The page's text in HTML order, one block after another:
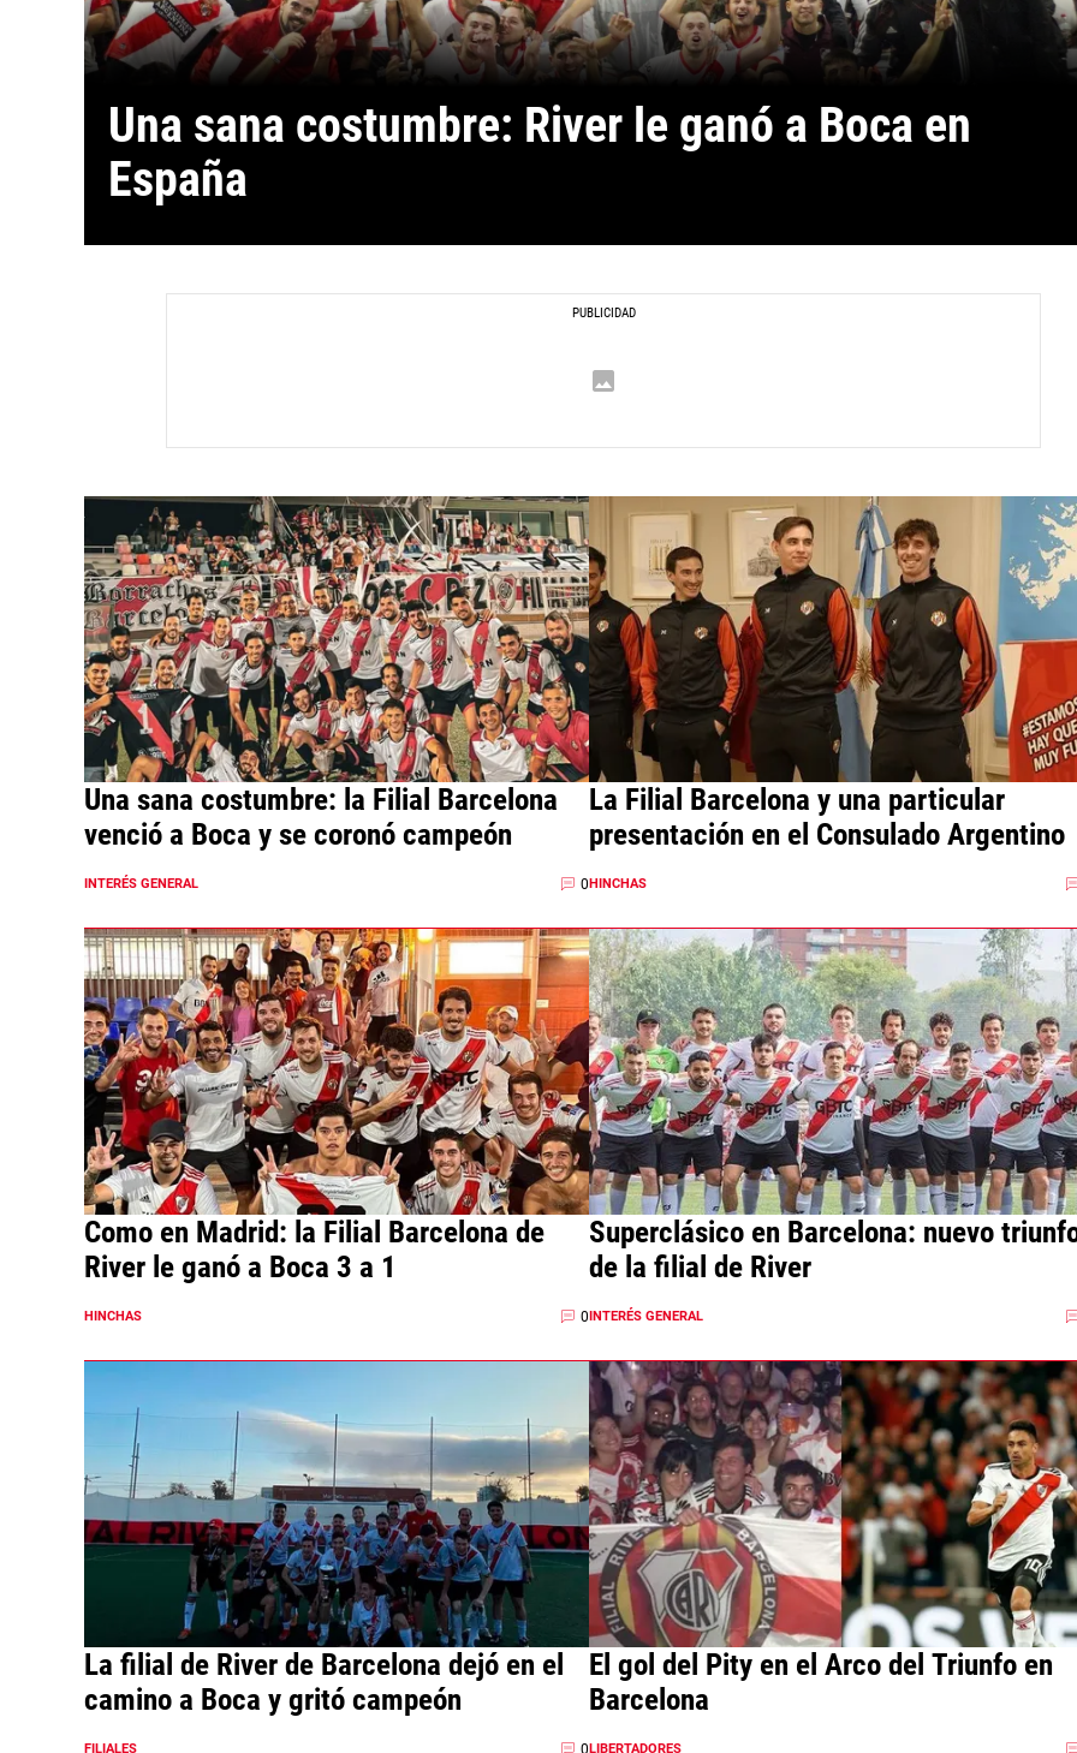
Una sana costumbre: River le ganó a Boca en
España
Una sana costumbre: la Filial Barcelona
venció a Boca y se coronó campeón
INTERÉS GENERAL 0
La Filial Barcelona y una particular
presentación en el Consulado Argentino
HINCHAS
Como en Madrid: la Filial Barcelona de
River le ganó a Boca 3 a 1
HINCHAS 0
Superclásico en Barcelona: nuevo
de la filial de River
INTERÉS GENERAL
La filial de River de Barcelona dejó en el
camino a Boca y gritó campeón
FILIALES 0
El gol del Pity en el Arco del Triunfo en
Barcelona
LIBERTADORES